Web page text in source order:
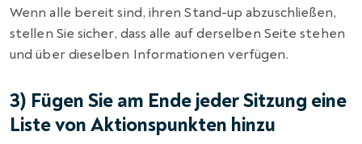
Wenn alle bereit sind, ihren Stand-up abzuschließen,
stellen Sie sicher, dass alle auf derselben Seite stehen
und über dieselben Informationen verfügen.
3) Fügen Sie am Ende jeder Sitzung eine
Liste von Aktionspunkten hinzu